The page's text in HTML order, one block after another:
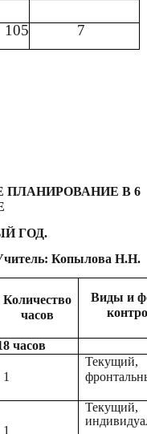
105 7
В 6
ГОД.
Копылова Н.Н.
Количество
часов
Виды и
часов
1
Текущий,
1
Текущий,